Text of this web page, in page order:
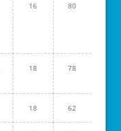
16 80
18 78
18 62